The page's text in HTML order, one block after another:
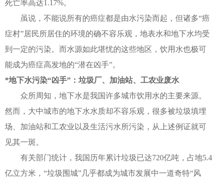
死亡率高达1.17%。
虽说，不能说所有的癌症都是由水污染而起，但诸多“癌
症村”居民所居住的环境的确不容乐观，地表水和地下水均受
到一定的污染。而水源如此堪忧的这些地区，饮用水也极可
能成为癌症高发地的“潜在凶手”。
*地下水污染“凶手”：垃圾厂、加油站、工农业废水
众所周知，地下水是我国许多城市饮用水的主要来源。
然而，大中城市的地下水水质却不容乐观，很多被垃圾填埋
场、加油站和工农业以及生活污水所污染，从上述例证就可
见其一斑。
有关部门统计，我国历年累计垃圾已达720亿吨，占地5.4
亿立方米，“垃圾围城”几乎都成为城市发展中一道奇特“风